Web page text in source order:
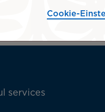
services
Cookie-